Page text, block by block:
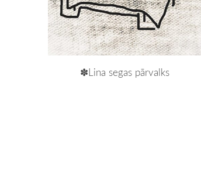
✽Lina segas pārvalks